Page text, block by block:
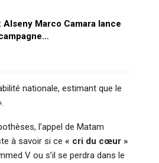
Alseny Marco Camara lance
nationale, estimant que le
l’appel de Matam
à savoir si ce « cri du cœur »
V ou s’il se perdra dans le